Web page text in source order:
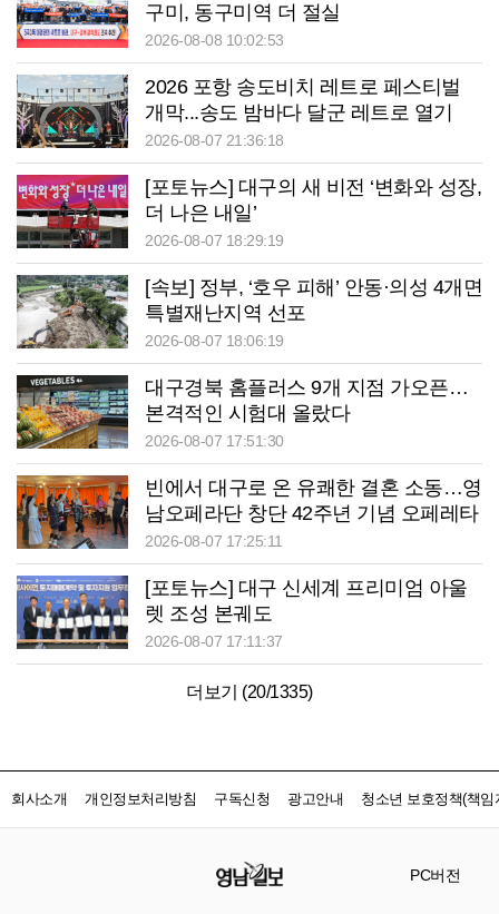
구미, 동구미역 더 절실
2026-08-08 10:02:53
2026 포항 송도비치 레트로 페스티벌
개막...송도 밤바다 달군 레트로 열기
2026-08-07 21:36:18
[포토뉴스] 대구의 새 비전 ‘변화와 성장,
더 나은 내일’
2026-08-07 18:29:19
[속보] 정부, ‘호우 피해’ 안동·의성 4개면
특별재난지역 선포
2026-08-07 18:06:19
대구경북 홈플러스 9개 지점 가오픈…
본격적인 시험대 올랐다
2026-08-07 17:51:30
빈에서 대구로 온 유쾌한 결혼 소동…영
남오페라단 창단 42주년 기념 오페레타
‘딸은 열, 아들은?’
2026-08-07 17:25:11
[포토뉴스] 대구 신세계 프리미엄 아울
렛 조성 본궤도
2026-08-07 17:11:37
더보기 (20/1335)
회사소개 개인정보처리방침 구독신청 광고안내 청소년 보호정책(책임
PC버전